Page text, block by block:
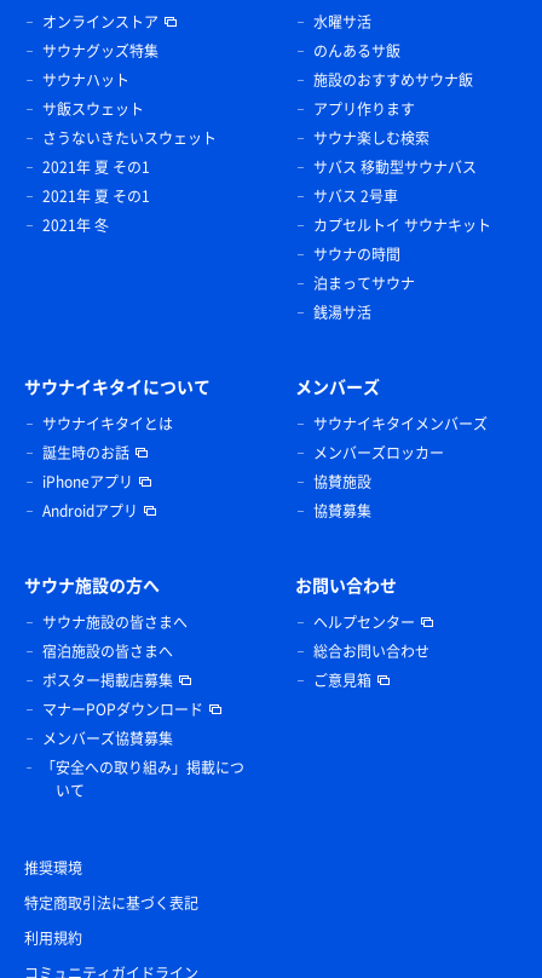
オンラインストア
サウナグッズ特集
サウナハット
サ飯スウェット
さうないきたいスウェット
2021年 夏 その1
2021年 夏 その1
2021年 冬
水曜サ活
のんあるサ飯
施設のおすすめサウナ飯
アプリ作ります
サウナ楽しむ検索
サバス 移動型サウナバス
サバス 2号車
カプセルトイ サウナキット
サウナの時間
泊まってサウナ
銭湯サ活
サウナイキタイについて
サウナイキタイとは
誕生時のお話
iPhoneアプリ
Androidアプリ
メンバーズ
サウナイキタイメンバーズ
メンバーズロッカー
協賛施設
協賛募集
サウナ施設の方へ
サウナ施設の皆さまへ
宿泊施設の皆さまへ
ポスター掲載店募集
マナーPOPダウンロード
メンバーズ協賛募集
「安全への取り組み」掲載につ
いて
お問い合わせ
ヘルプセンター
総合お問い合わせ
ご意見箱
推奨環境
特定商取引法に基づく表記
利用規約
コミュニティガイドライン